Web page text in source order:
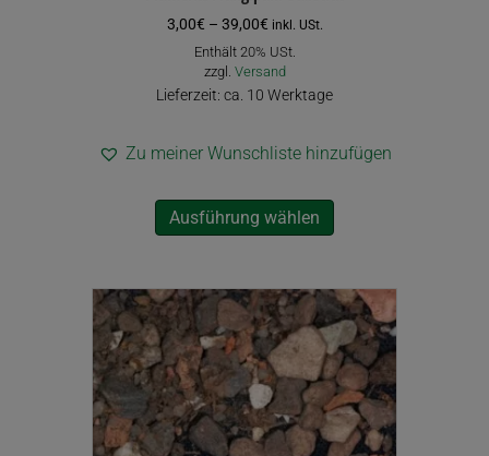
3,00€ – 39,00€Preisspanne:
3,00€
bis
39,00€
inkl. USt.
Enthält 20% USt.
zzgl. Versand
Lieferzeit: ca. 10 Werktage
Zu meiner Wunschliste hinzufügen
Ausführung wählen
Varianten
auf.
Die
Optionen
können
auf
der